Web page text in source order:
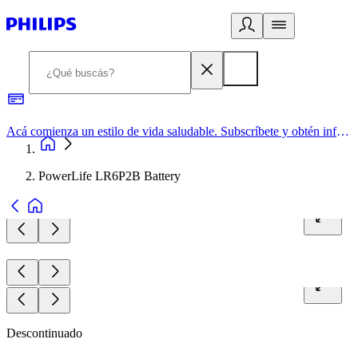
Acá comienza un estilo de vida saludable. Subscríbete y obtén información de primera mano
PowerLife LR6P2B Battery
Descontinuado